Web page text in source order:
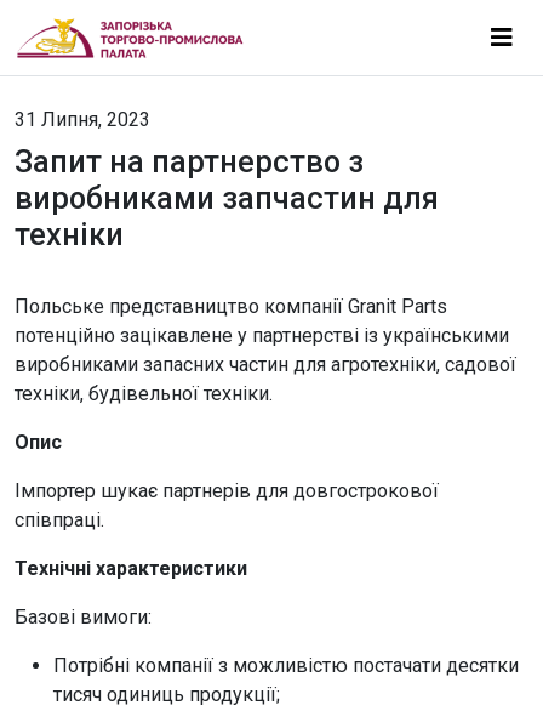
31 Липня, 2023
Запит на партнерство з
виробниками запчастин для
техніки
Польське представництво компанії Granit Parts
потенційно зацікавлене у партнерстві із українськими
виробниками запасних частин для агротехніки, садової
техніки, будівельної техніки.
Опис
Імпортер шукає партнерів для довгострокової
співпраці.
Технічні характеристики
Базові вимоги:
Потрібні компанії з можливістю постачати десятки
тисяч одиниць продукції;